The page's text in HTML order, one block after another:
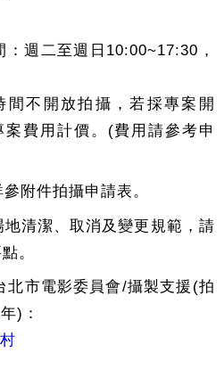
：週二至週日10:00~17:30，
間不開放拍攝，若採專案開
案費用計價。(費用請參考申
附件拍攝申請表。
清潔、取消及變更規範，請
。
北市電影委員會/攝製支援(拍
)：